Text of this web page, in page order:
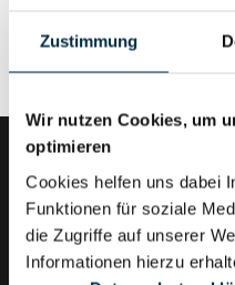
Zustimmung
Wir nutzen Cookies, um
optimieren
Cookies helfen uns dabei
Funktionen für soziale
die Zugriffe auf unserer
Informationen hierzu
firminform ist ein